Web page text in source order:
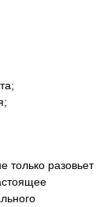
разовьет